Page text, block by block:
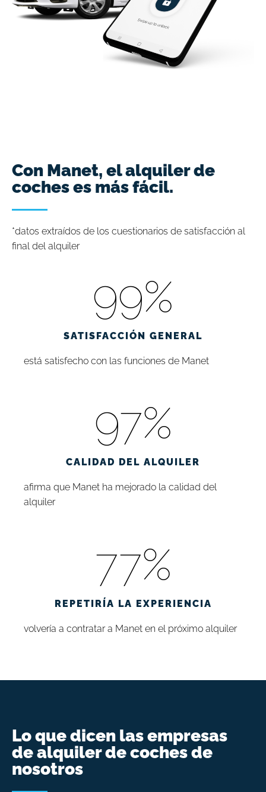
Con Manet, el alquiler de
coches es más fácil.
*datos extraídos de los cuestionarios de satisfacción al
final del alquiler
99%
SATISFACCIÓN GENERAL
está satisfecho con las funciones de Manet
97%
CALIDAD DEL ALQUILER
afirma que Manet ha mejorado la calidad del
alquiler
77%
REPETIRÍA LA EXPERIENCIA
volvería a contratar a Manet en el próximo alquiler
Lo que dicen las empresas
de alquiler de coches de
nosotros